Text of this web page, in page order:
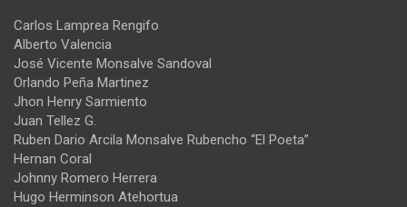
Carlos Lamprea Rengifo
Alberto Valencia
José Vicente Monsalve Sandoval
Orlando Peña Martinez
Jhon Henry Sarmiento
Juan Tellez G.
Ruben Dario Arcila Monsalve Rubencho “El Poeta”
Hernan Coral
Johnny Romero Herrera
Hugo Herminson Atehortua